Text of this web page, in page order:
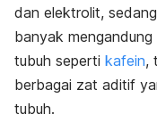
dan elektrolit,
banyak
tubuh seperti kafein,
berbagai zat aditif
tubuh.